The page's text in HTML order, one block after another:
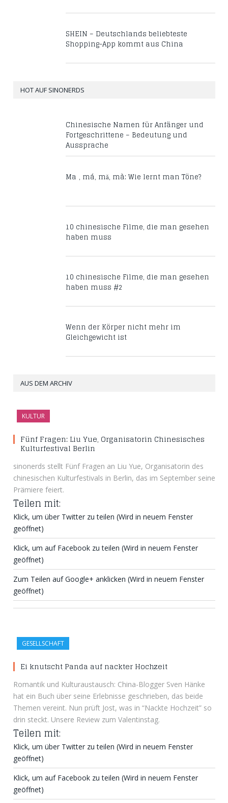
SHEIN – Deutschlands beliebteste
Shopping-App kommt aus China
HOT AUF SINONERDS
Chinesische Namen für Anfänger und
Fortgeschrittene – Bedeutung und
Aussprache
Mā, má, mǎ, mà: Wie lernt man Töne?
10 chinesische Filme, die man gesehen
haben muss
10 chinesische Filme, die man gesehen
haben muss #2
Wenn der Körper nicht mehr im
Gleichgewicht ist
AUS DEM ARCHIV
KULTUR
Fünf Fragen: Liu Yue, Organisatorin Chinesisches
Kulturfestival Berlin
sinonerds stellt Fünf Fragen an Liu Yue, Organisatorin des
chinesischen Kulturfestivals in Berlin, das im September seine
Prämiere feiert.
Teilen mit:
Klick, um über Twitter zu teilen (Wird in neuem Fenster
geöffnet)
Klick, um auf Facebook zu teilen (Wird in neuem Fenster
geöffnet)
Zum Teilen auf Google+ anklicken (Wird in neuem Fenster
geöffnet)
GESELLSCHAFT
Ei knutscht Panda auf nackter Hochzeit
Romantik und Kulturaustausch: China-Blogger Sven Hänke
hat ein Buch über seine Erlebnisse geschrieben, das beide
Themen vereint. Nun prüft Jost, was in “Nackte Hochzeit” so
drin steckt. Unsere Review zum Valentinstag.
Teilen mit:
Klick, um über Twitter zu teilen (Wird in neuem Fenster
geöffnet)
Klick, um auf Facebook zu teilen (Wird in neuem Fenster
geöffnet)